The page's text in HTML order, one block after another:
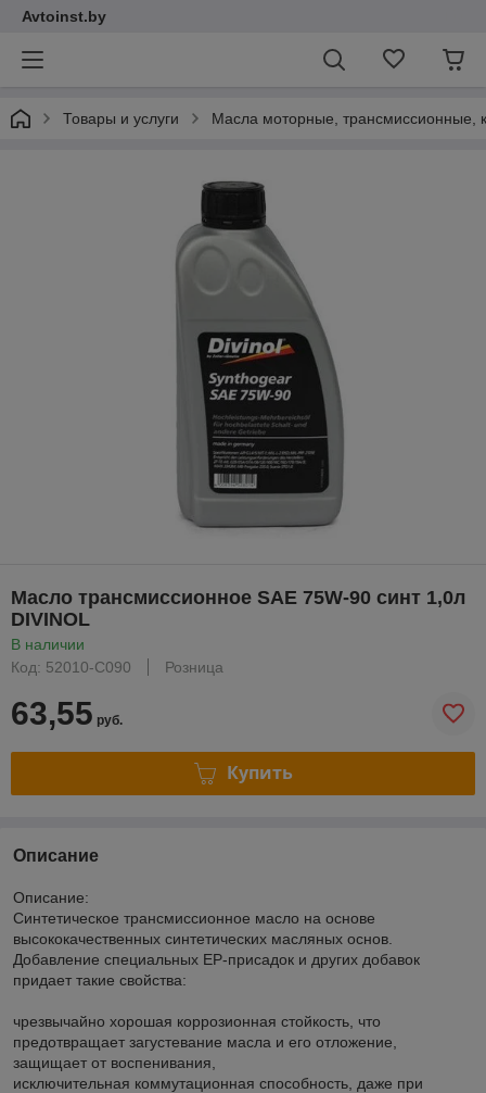
Avtoinst.by
Товары и услуги Масла моторные, трансмиссионные,
Масло трансмиссионное SAE 75W-90 синт 1,0л
DIVINOL
В наличии
Код: 52010-C090
Розница
63,55 руб.
Купить
Описание
Описание:
Синтетическое трансмиссионное масло на основе
высококачественных синтетических масляных основ.
Добавление специальных ЕР-присадок и других добавок
придает такие свойства:
чрезвычайно хорошая коррозионная стойкость, что
предотвращает загустевание масла и его отложение,
защищает от воспенивания,
исключительная коммутационная способность, даже при